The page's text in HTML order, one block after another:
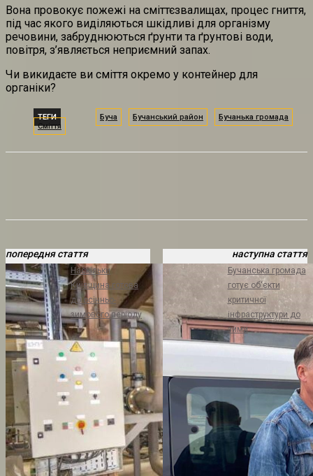
Вона провокує пожежі на сміттєзвалищах, процес гниття,
під час якого виділяються шкідливі для організму
речовини, забруднюються ґрунти та ґрунтові води,
повітря, з’являється неприємний запах.
Чи викидаєте ви сміття окремо у контейнер для
органіки?
ТЕГИ Буча Бучанський район
Бучанька громада
Сміття
попередня стаття
Наскільки
Київщина готова
до осінньо-
зимового періоду
наступна стаття
Бучанська громада
готує об‘єкти
критичної
інфраструктури до
зими